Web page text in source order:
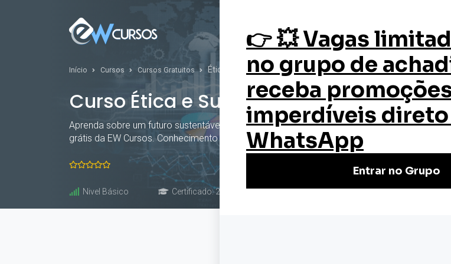
Cursos Quem Somos Certificado
Início Cursos Cursos Gratuitos Ética e Sustentabilidade
Curso Ética e Sustentabilidade
Aprenda sobre um futuro sustentável com o Curso de Ética e Sustentabilidade online
grátis da EW Cursos. Conhecimento transforma realidades! Matricule-se!
Nivel Básico Certificado: 20 horas